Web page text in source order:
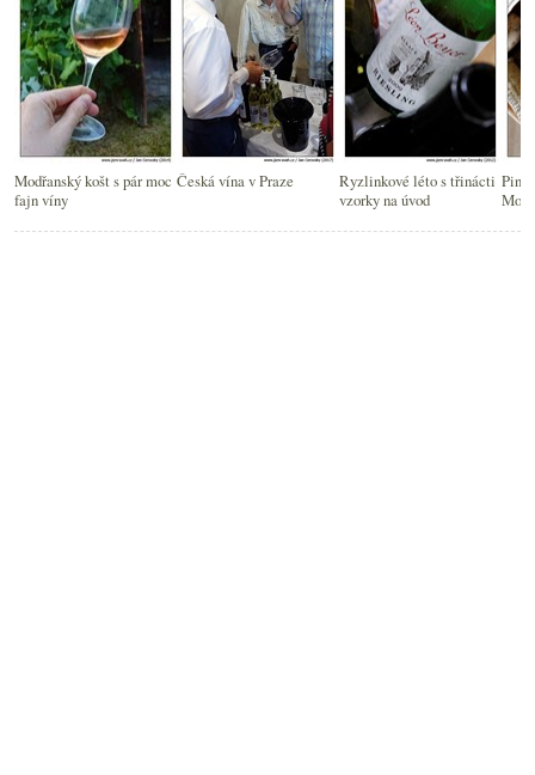
Modřanský košt s pár moc
fajn víny
Česká vína v Praze
Ryzlinkové léto s třinácti
vzorky na úvod